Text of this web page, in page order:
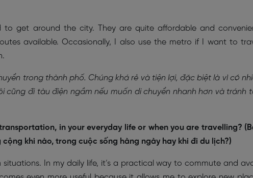
to get around the city. They are quite affordable and
available. Occasionally, I also use the metro if I want to
trong thành phố. Chúng khá rẻ và tiện lợi, đặc biệt là vì có
cũng đi tàu điện ngầm nếu muốn di chuyển nhanh hơn và tránh
in your everyday life or when you are travelling?
khi nào, trong cuộc sống hàng ngày hay khi đi du lịch?)
situations. In my daily life, it’s a practical way to commute and